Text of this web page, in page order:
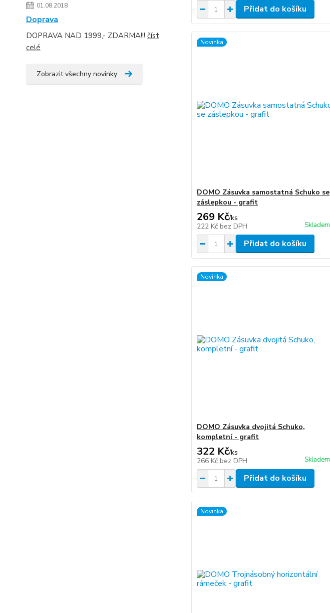
01.08.2018
Doprava
DOPRAVA NAD 1999,- ZDARMA!!! číst
celé
Zobrazit všechny novinky
Přidat do košíku
Novinka
DOMO Zásuvka samostatná Schuko se
záslepkou - grafit
269 Kč/ks
222 Kč bez DPH Skladem
Přidat do košíku
Novinka
DOMO Zásuvka dvojitá Schuko,
kompletní - grafit
322 Kč/ks
266 Kč bez DPH Skladem
Přidat do košíku
Novinka